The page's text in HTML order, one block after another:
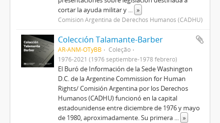
cortar la ayuda militar y ... »
Comisión Argentina de Derechos Humanos (CADHU)
Colección Talamante-Barber
AR-ANM-OTyBB
Coleção
1976-2021 (1976 septiembre-1978 febrero)
El Buró de Información de la Sede Washington
D.C. de la Argentine Commission for Human
Rights/ Comisión Argentina por los Derechos
Humanos (CADHU) funcionó en la capital
estadounidense entre diciembre de 1976 y mayo
de 1980, aproximadamente. Su primera ... »